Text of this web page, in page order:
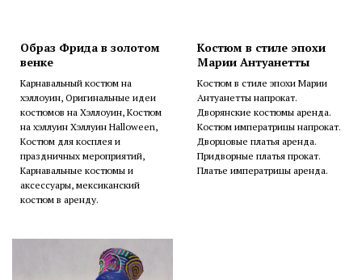
Образ Фрида в золотом
венке
Карнавальный костюм на
хэллоуин, Оригинальные идеи
костюмов на Хэллоуин, Костюм
на хэллуин Хэллуин Halloween,
Костюм для косплея и
праздничных мероприятий,
Карнавальные костюмы и
аксессуары, мексиканский
костюм в аренду.
Костюм в стиле эпохи
Марии Антуанетты
Костюм в стиле эпохи Марии
Антуанетты напрокат.
Дворянские костюмы аренда.
Костюм императрицы напрокат.
Дворцовые платья аренда.
Придворные платья прокат.
Платье императрицы аренда.